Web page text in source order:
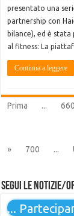
presentato una
partnership con
bilance), ed è
al fitness: La
Continua a leggere
Prima ... 660
»
700 ...
Segui le notizie/
...